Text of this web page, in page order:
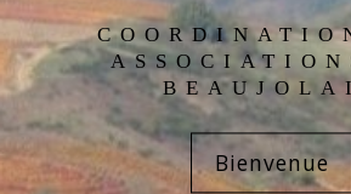
Bienvenue